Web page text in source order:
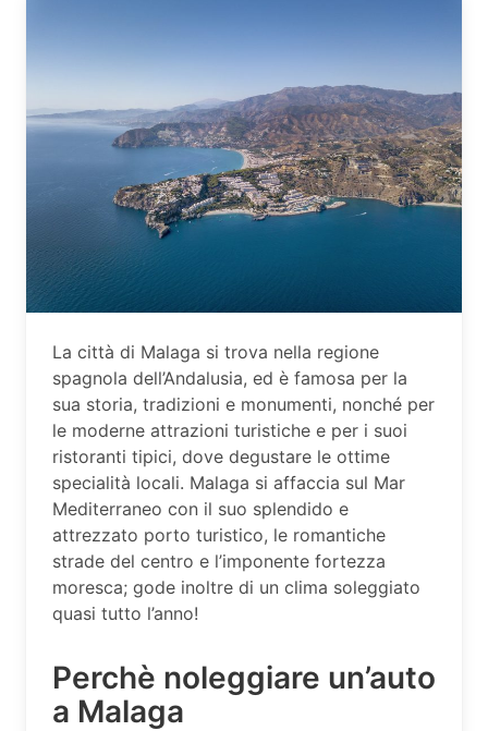
La città di Malaga si trova nella regione
spagnola dell’Andalusia, ed è famosa per la
sua storia, tradizioni e monumenti, nonché per
le moderne attrazioni turistiche e per i suoi
ristoranti tipici, dove degustare le ottime
specialità locali. Malaga si affaccia sul Mar
Mediterraneo con il suo splendido e
attrezzato porto turistico, le romantiche
strade del centro e l’imponente fortezza
moresca; gode inoltre di un clima soleggiato
quasi tutto l’anno!
Perchè noleggiare un’auto
a Malaga